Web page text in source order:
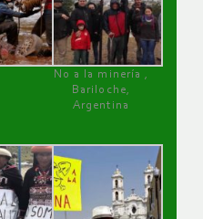
No a la minería ,
Bariloche,
Argentina